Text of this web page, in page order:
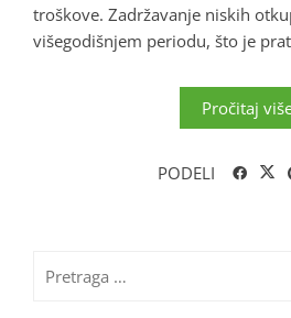
troškove. Zadržavanje niskih
višegodišnjem periodu, što je
Pročitaj
PODELI
za: